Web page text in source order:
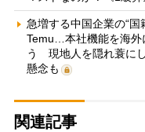
急増する中国企業の“
Temu…本社機能を海外
う 現地人を隠れ蓑に
懸念も
関連記事